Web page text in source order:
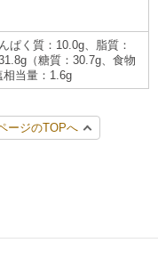
ぱく質：10.0g、脂質：
（糖質：30.7g、食物
相当量：1.6g
ージのTOPへ